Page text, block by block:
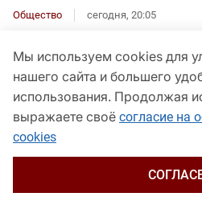
Общество сегодня, 20:05
Мы используем cookies для
нашего сайта и большего
использования. Продолжая
выражаете своё согласие на
cookies